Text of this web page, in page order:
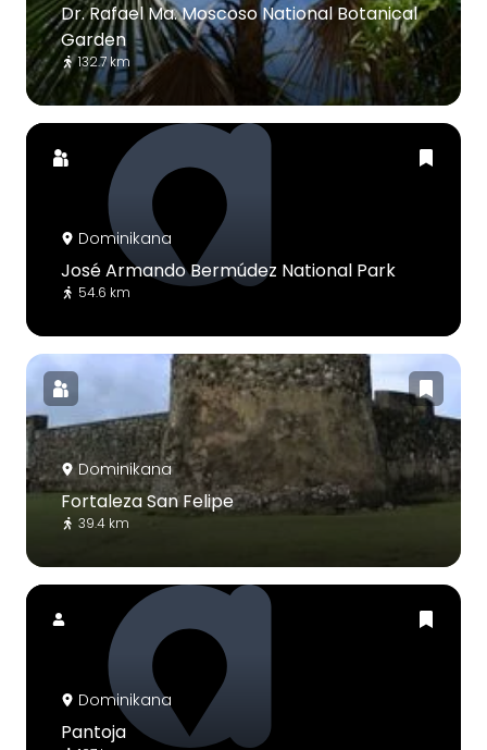
Dr. Rafael Ma. Moscoso National Botanical
Garden
132.7 km
Dominikana
José Armando Bermúdez National Park
54.6 km
Dominikana
Fortaleza San Felipe
39.4 km
Dominikana
Pantoja